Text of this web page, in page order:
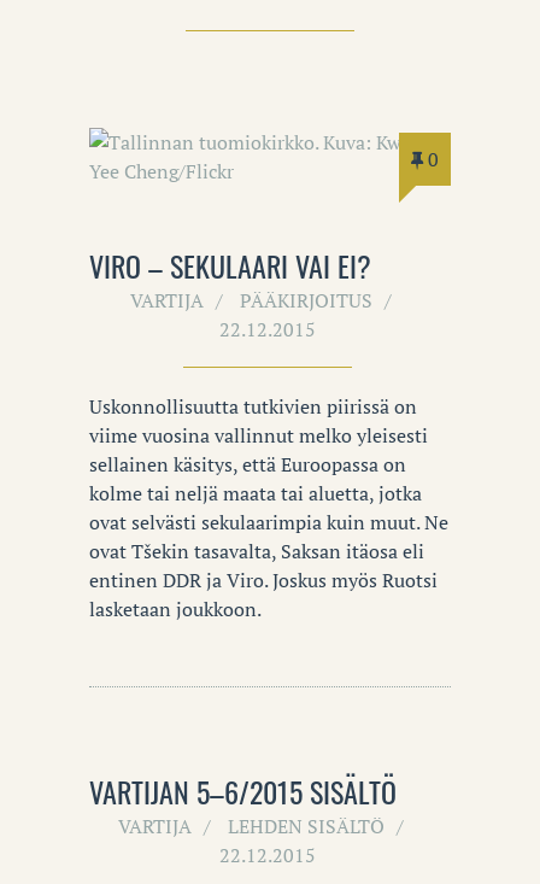
0
VIRO – SEKULAARI VAI EI?
VARTIJA
PÄÄKIRJOITUS
22.12.2015
Uskonnollisuutta tutkivien piirissä on
viime vuosina vallinnut melko yleisesti
sellainen käsitys, että Euroopassa on
kolme tai neljä maata tai aluetta, jotka
ovat selvästi sekulaarimpia kuin muut. Ne
ovat Tšekin tasavalta, Saksan itäosa eli
entinen DDR ja Viro. Joskus myös Ruotsi
lasketaan joukkoon.
VARTIJAN 5–6/2015 SISÄLTÖ
VARTIJA
LEHDEN SISÄLTÖ
22.12.2015